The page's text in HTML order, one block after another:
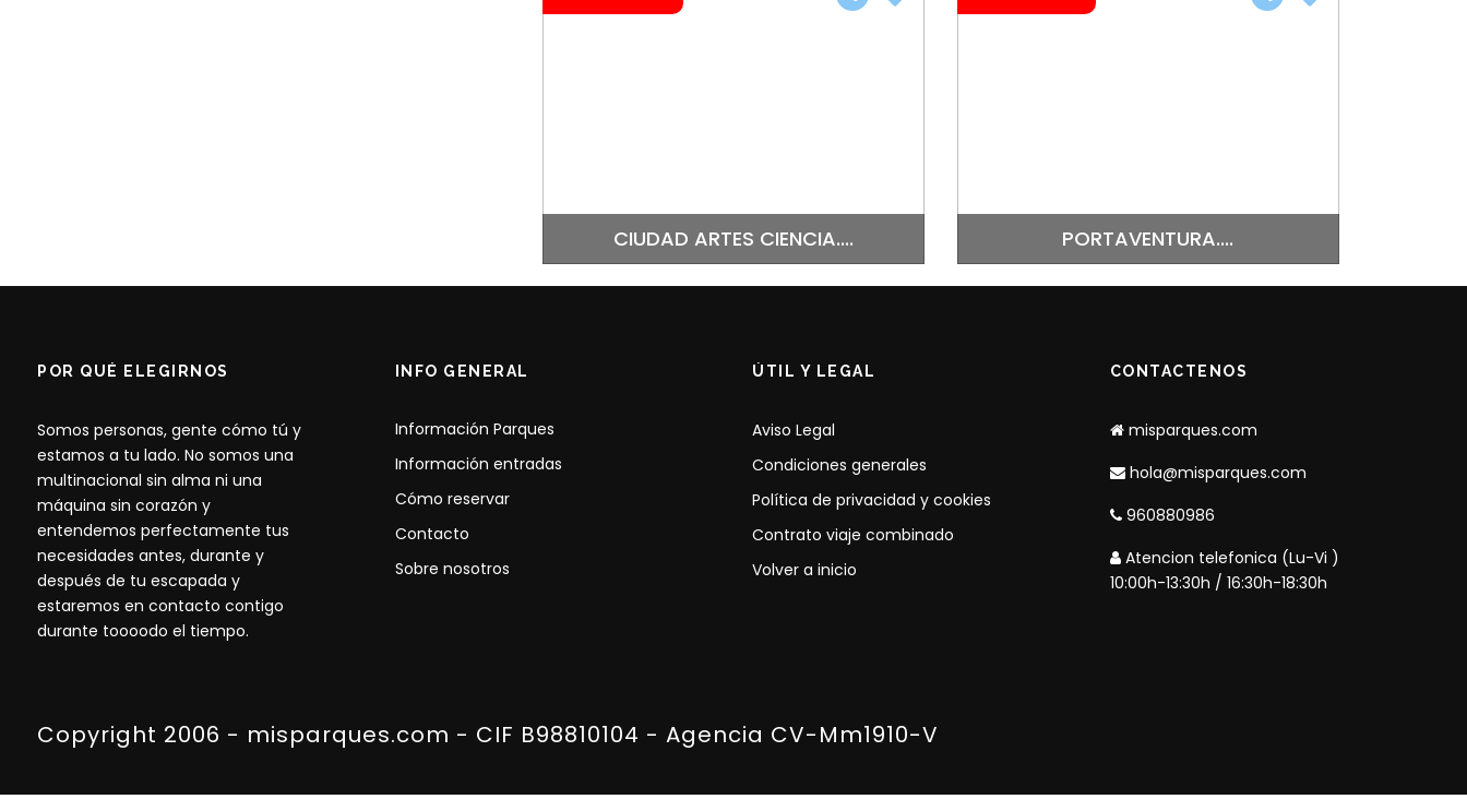
CIUDAD ARTES CIENCIA.... PORTAVENTURA....
POR QUÉ ELEGIRNOS
Somos personas, gente cómo tú y
estamos a tu lado. No somos una
multinacional sin alma ni una
máquina sin corazón y
entendemos perfectamente tus
necesidades antes, durante y
después de tu escapada y
estaremos en contacto contigo
durante toooodo el tiempo.
INFO GENERAL
Información Parques
Información entradas
Cómo reservar
Contacto
Sobre nosotros
ÚTIL Y LEGAL
Aviso Legal
Condiciones generales
Política de privacidad y cookies
Contrato viaje combinado
Volver a inicio
CONTACTENOS
misparques.com
hola@misparques.com
960880986
Atencion telefonica (Lu-Vi )
10:00h-13:30h / 16:30h-18:30h
Copyright 2006 - misparques.com - CIF B98810104 - Agencia CV-Mm1910-V